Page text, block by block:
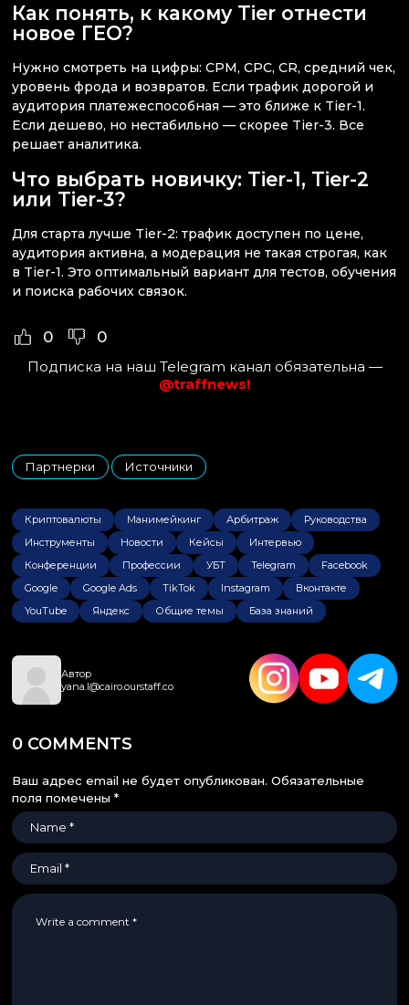
Как понять, к какому Tier отнести
новое ГЕО?
Нужно смотреть на цифры: CPM, CPC, CR, средний чек,
уровень фрода и возвратов. Если трафик дорогой и
аудитория платежеспособная — это ближе к Tier-1.
Если дешево, но нестабильно — скорее Tier-3. Все
решает аналитика.
Что выбрать новичку: Tier-1, Tier-2
или Tier-3?
Для старта лучше Tier-2: трафик доступен по цене,
аудитория активна, а модерация не такая строгая, как
в Tier-1. Это оптимальный вариант для тестов, обучения
и поиска рабочих связок.
0 0
Подписка на наш Telegram канал обязательна —
@traffnews!
Партнерки
,
Источники
Криптовалюты Манимейкинг Арбитраж
Руководства
Инструменты
Новости Кейсы
Интервью
Конференции
Профессии УБТ Telegram
Facebook
Google
Google Ads TikTok Instagram
Вконтакте
YouTube
Яндекс Общие темы База знаний
Автор
yana.l@cairo.ourstaff.co
0 COMMENTS
Ваш адрес email не будет опубликован. Обязательные
поля помечены *